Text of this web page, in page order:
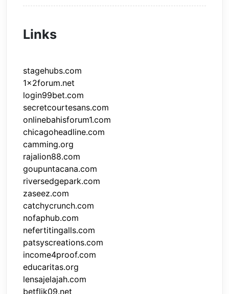
Links
stagehubs.com
1x2forum.net
login99bet.com
secretcourtesans.com
onlinebahisforum1.com
chicagoheadline.com
camming.org
rajalion88.com
goupuntacana.com
riversedgepark.com
zaseez.com
catchycrunch.com
nofaphub.com
nefertitingalls.com
patsyscreations.com
income4proof.com
educaritas.org
lensajelajah.com
betflik09.net